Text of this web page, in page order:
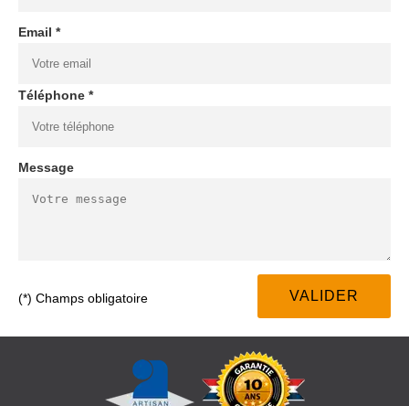
Email *
Téléphone *
Message
(*) Champs obligatoire